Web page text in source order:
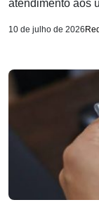
atendimento aos
10 de julho de 2026